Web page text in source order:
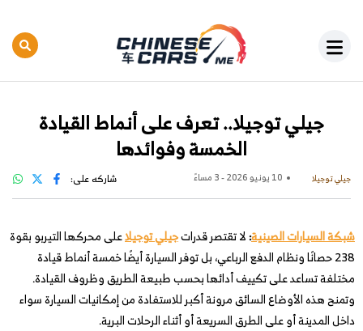
جيلي توجيلا.. تعرف على أنماط القيادة
الخمسة وفوائدها
جيلي توجيلا 10 يونيو 2026 - 3 مساءً شاركه على:
شبكة السيارات الصينية:لا تقتصر قدراتجيلي توجيلاعلى محركها التيربو بقوة
238 حصانًا ونظام الدفع الرباعي، بل توفر السيارة أيضًا خمسة أنماط قيادة
مختلفة تساعد على تكييف أدائها بحسب طبيعة الطريق وظروف القيادة.
وتمنح هذه الأوضاع السائق مرونة أكبر للاستفادة من إمكانيات السيارة سواء
داخل المدينة أو على الطرق السريعة أو أثناء الرحلات البرية.